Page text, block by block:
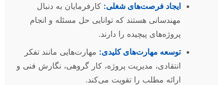
ایجاد فرصت‌های شغلی: کارفرمایان به دنبال
مهندسانی هستند که توانایی حل مسئله و انجام
پروژه‌های پیچیده را دارند.
توسعه مهارت‌های کلیدی: مهارت‌هایی مانند تفکر
انتقادی، مدیریت پروژه، کار گروهی، نگارش فنی و
ارائه مطلب را تقویت می‌کند.